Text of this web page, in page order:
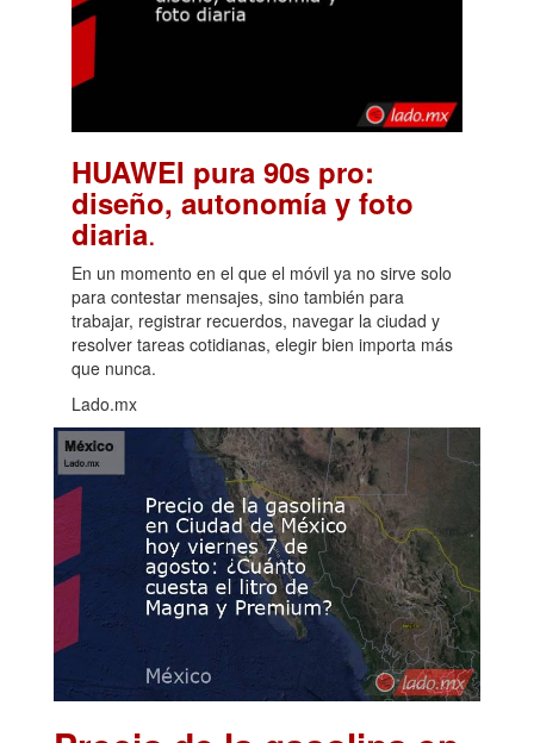
HUAWEI pura 90s pro:
diseño, autonomía y foto
diaria.
En un momento en el que el móvil ya no sirve solo
para contestar mensajes, sino también para
trabajar, registrar recuerdos, navegar la ciudad y
resolver tareas cotidianas, elegir bien importa más
que nunca.
Lado.mx